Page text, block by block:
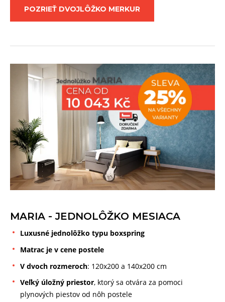
POZRIEŤ DVOJLÔŽKO MERKUR
MARIA - JEDNOLÔŽKO MESIACA
Luxusné jednolôžko typu boxspring
Matrac je v cene postele
V dvoch rozmeroch: 120x200 a 140x200 cm
Veľký úložný priestor, ktorý sa otvára za pomoci
plynových piestov od nôh postele